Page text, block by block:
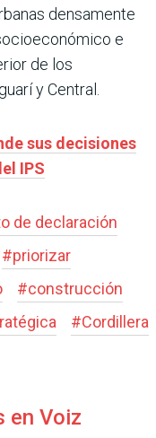
densamente
e
de los
y Central.
sus decisiones
IPS
de declaración
#priorizar
#construcción
#Cordillera
en Voiz